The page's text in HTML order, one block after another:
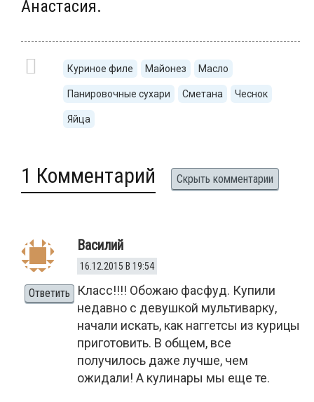
Анастасия.
Куриное филе Майонез Масло
Панировочные сухари Сметана Чеснок
Яйца
1 Комментарий Скрыть комментарии
Василий
16.12.2015 В 19:54
Класс!!!! Обожаю фасфуд. Купили
недавно с девушкой мультиварку,
начали искать, как наггетсы из курицы
приготовить. В общем, все
получилось даже лучше, чем
ожидали! А кулинары мы еще те.
Ответить